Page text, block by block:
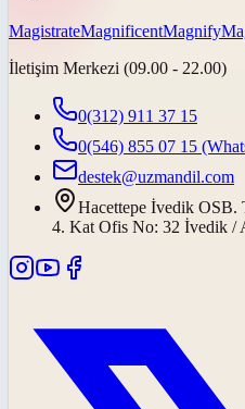
MagistrateMagnificentMagnify
İletişim Merkezi (09.00 - 22.00)
0(312) 911 37 15
0(546) 855 07 15
destek@uzmandil.com
Hacettepe İvedik OSB.
4. Kat Ofis No: 32 İvedik